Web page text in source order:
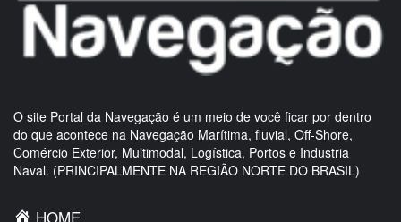
O site Portal da Navegação é um meio de você ficar por dentro
do que acontece na Navegação Marítima, fluvial, Off-Shore,
Comércio Exterior, Multimodal, Logística, Portos e Industria
Naval. (PRINCIPALMENTE NA REGIÃO NORTE DO BRASIL)
HOME